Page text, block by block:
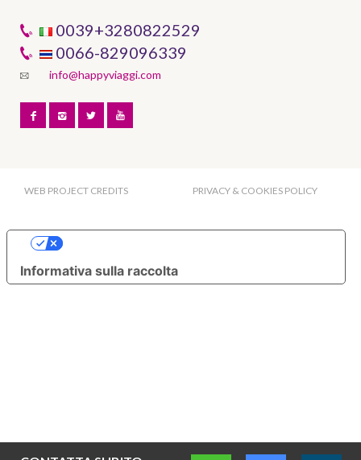
0039+3280822529
0066-829096339
info@happyviaggi.com
WEB PROJECT CREDITS PRIVACY & COOKIES POLICY
Informativa sulla raccolta
Le tue preferenze relative alla privacy